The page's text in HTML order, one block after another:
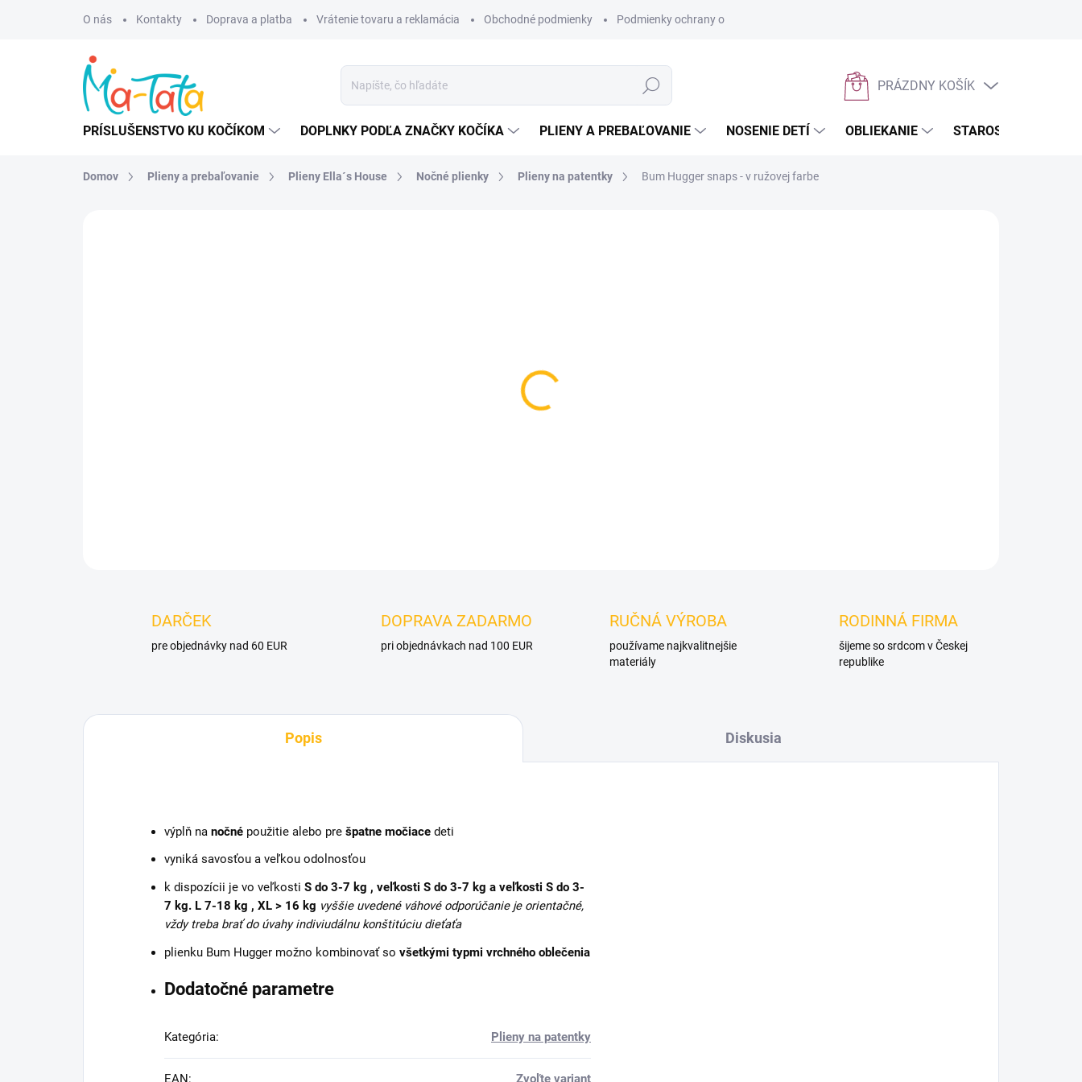
O nás Kontakty Doprava a platba Vrátenie tovaru a reklamácia Obchodné podmienky Podmienky ochrany osobných údajov
Hľadať
NÁKUPNÝ
PRÁZDNY KOŠÍK
PRÍSLUŠENSTVO KU KOČÍKOM DOPLNKY PODĽA ZNAČKY KOČÍKA PLIENY A PREBAĽOVANIE NOSENIE DETÍ OBLIEKANIE STAROSTLIVOSŤ O
Domov Plieny a prebaľovanie Plieny Ella´s House Nočné plienky Plieny na patentky Bum Hugger snaps - v ružovej farbe
VELIKOST
DARČEK
pre objednávky nad 60 EUR
DOPRAVA ZADARMO
pri objednávkach nad 100 EUR
RUČNÁ VÝROBA
používame najkvalitnejšie
materiály
RODINNÁ FIRMA
šijeme so srdcom v Českej
republike
Popis Diskusia
výplň na nočné použitie alebo pre špatne močiace deti
vyniká savosťou a veľkou odolnosťou
k dispozícii je vo veľkosti S do 3-7 kg , veľkosti S do 3-7 kg a veľkosti S do 3-
7 kg. L 7-18 kg , XL > 16 kg vyššie uvedené váhové odporúčanie je orientačné,
vždy treba brať do úvahy indiviudálnu konštitúciu dieťaťa
plienku Bum Hugger možno kombinovať so všetkými typmi vrchného oblečenia
Dodatočné parametre
Kategória: Plieny na patentky
EAN: Zvoľte variant